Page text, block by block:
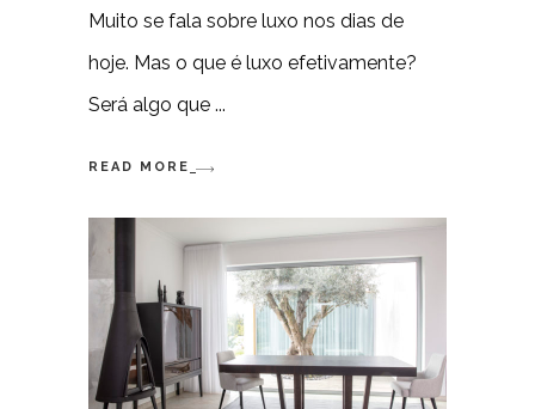
Muito se fala sobre luxo nos dias de
hoje. Mas o que é luxo efetivamente?
Será algo que
READ MORE